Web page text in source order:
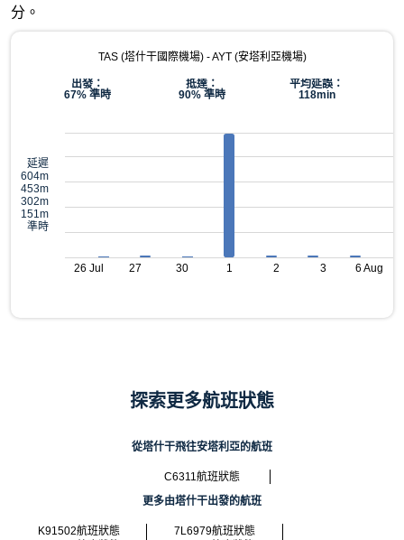
分。
TAS (塔什干國際機場) - AYT (安塔利亞機場)
出發：
67% 準時
抵達：
90% 準時
平均延誤：
118min
延遲
604m
453m
302m
151m
準時
26 Jul 27 30 1 2 3 6 Aug
探索更多航班狀態
從塔什干飛往安塔利亞的航班
C6311航班狀態
更多由塔什干出發的航班
K91502航班狀態
7L6979航班狀態